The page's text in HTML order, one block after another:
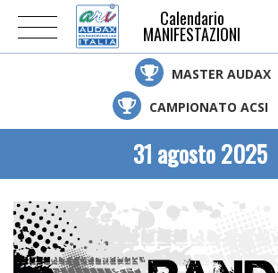
Calendario
MANIFESTAZIONI
MASTER AUDAX
CAMPIONATO ACSI
31 agosto 2025